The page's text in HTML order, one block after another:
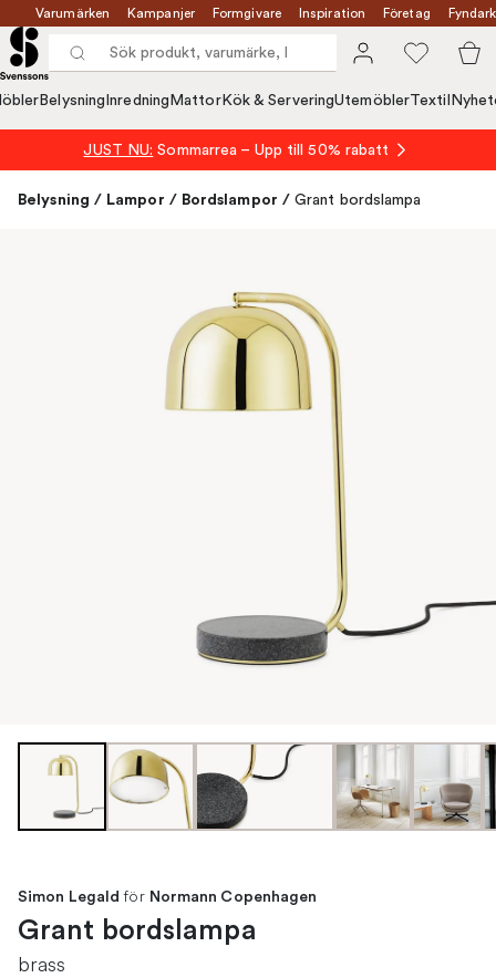
Varumärken Kampanjer Formgivare Inspiration Företag
Belysning Inredning MattorKök & ServeringUtemöblerTextil
JUST NU: Sommarrea – Upp till 50% rabatt
Belysning / Lampor / Bordslampor / Grant bordslampa
Simon Legald för Normann Copenhagen
Grant bordslampa
brass